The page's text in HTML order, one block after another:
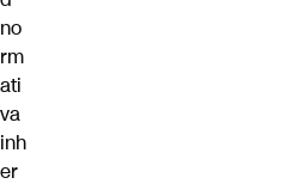
no
rm
ati
va
inh
er